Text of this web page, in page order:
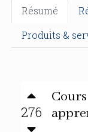
Résumé
Produits &
276